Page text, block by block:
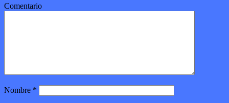
Comentario
Nombre *